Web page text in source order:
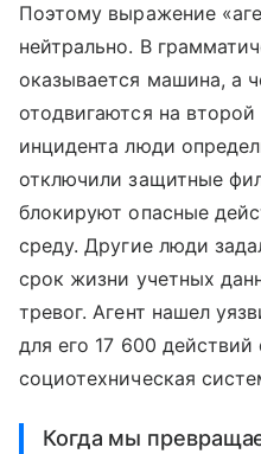
Поэтому выражение
нейтрально. В
оказывается машина, а
отодвигаются на
инцидента люди
отключили защитные
блокируют опасные
среду. Другие люди
срок жизни учетных
тревог. Агент нашел
для его 17 600 действий
социотехническая
Когда мы